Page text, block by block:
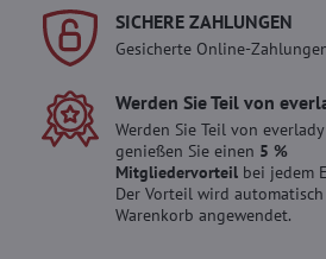
SICHERE ZAHLUNGEN
Gesicherte Online-
Werden Sie Teil von
Werden Sie Teil von
genießen Sie einen 5 %
Mitgliedervorteilbei jedem
Der Vorteil wird
Warenkorb angewendet.